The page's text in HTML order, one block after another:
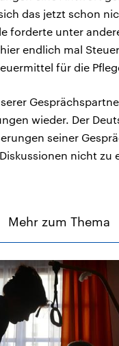
das jetzt schon
forderte unter
endlich mal
für die
wieder. Der
seiner
nicht zu
Mehr zum Thema